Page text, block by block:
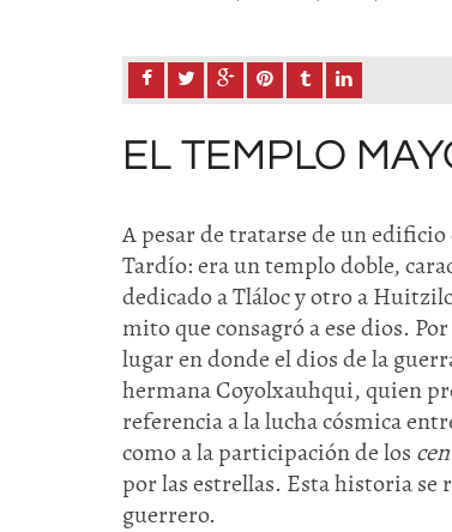
EL TEMPLO
A pesar de tratarse de un
Tardío: era un templo doble,
dedicado a Tláloc y otro a
mito que consagró a ese dios.
lugar en donde el dios de la
hermana Coyolxauhqui, quien
referencia a la lucha cósmica
como a la participación de los
por las estrellas. Esta historia se
guerrero.